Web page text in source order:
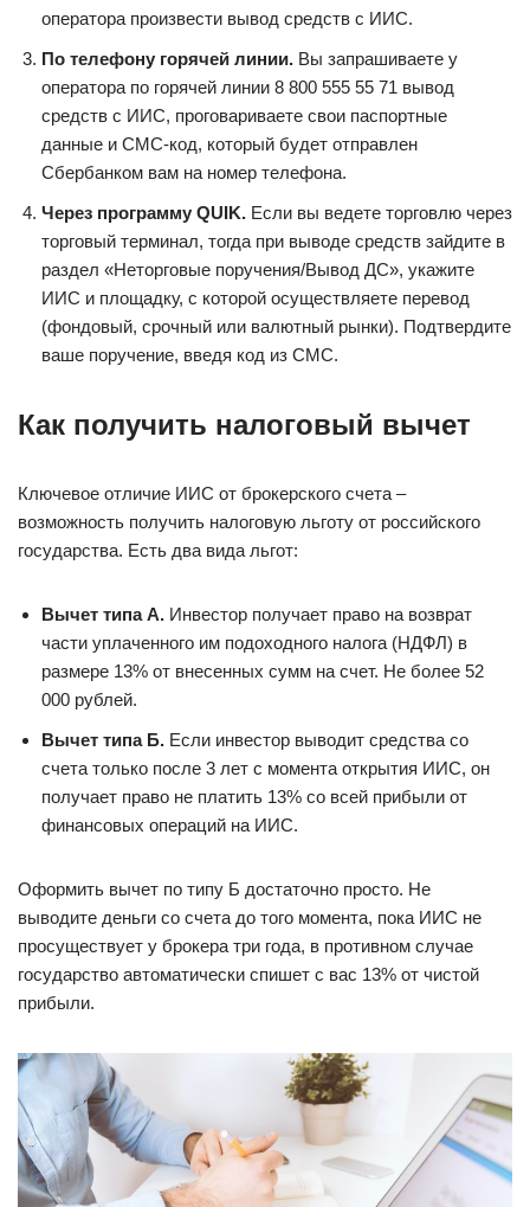
оператора произвести вывод средств с ИИС.
По телефону горячей линии. Вы запрашиваете у
оператора по горячей линии 8 800 555 55 71 вывод
средств с ИИС, проговариваете свои паспортные
данные и СМС-код, который будет отправлен
Сбербанком вам на номер телефона.
Через программу QUIK. Если вы ведете торговлю через
торговый терминал, тогда при выводе средств зайдите в
раздел «Неторговые поручения/Вывод ДС», укажите
ИИС и площадку, с которой осуществляете перевод
(фондовый, срочный или валютный рынки). Подтвердите
ваше поручение, введя код из СМС.
Как получить налоговый вычет
Ключевое отличие ИИС от брокерского счета –
возможность получить налоговую льготу от российского
государства. Есть два вида льгот:
Вычет типа А. Инвестор получает право на возврат
части уплаченного им подоходного налога (НДФЛ) в
размере 13% от внесенных сумм на счет. Не более 52
000 рублей.
Вычет типа Б. Если инвестор выводит средства со
счета только после 3 лет с момента открытия ИИС, он
получает право не платить 13% со всей прибыли от
финансовых операций на ИИС.
Оформить вычет по типу Б достаточно просто. Не
выводите деньги со счета до того момента, пока ИИС не
просуществует у брокера три года, в противном случае
государство автоматически спишет с вас 13% от чистой
прибыли.